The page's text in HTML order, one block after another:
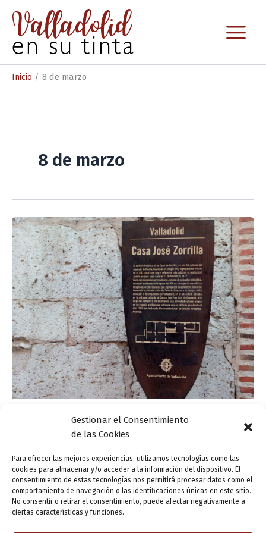
Gestionar el Consentimiento
de las Cookies
Para ofrecer las mejores experiencias, utilizamos tecnologías como las
cookies para almacenar y/o acceder a la información del dispositivo. El
consentimiento de estas tecnologías nos permitirá procesar datos como el
comportamiento de navegación o las identificaciones únicas en este sitio.
No consentir o retirar el consentimiento, puede afectar negativamente a
ciertas características y funciones.
contenido
Inicio 8 de marzo
8 de marzo
Programación de la Casa Zorrilla en marzo de
2017
ensutinta/3 marzo, 2017
Además de las propuestas programadas en el marco de
la celebración del bicentenario del nacimiento de José